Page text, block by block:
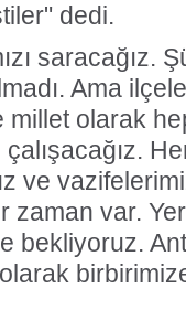
dedi.
saracağız.
Ama
olarak
ve
zaman var.
bekliyoruz.